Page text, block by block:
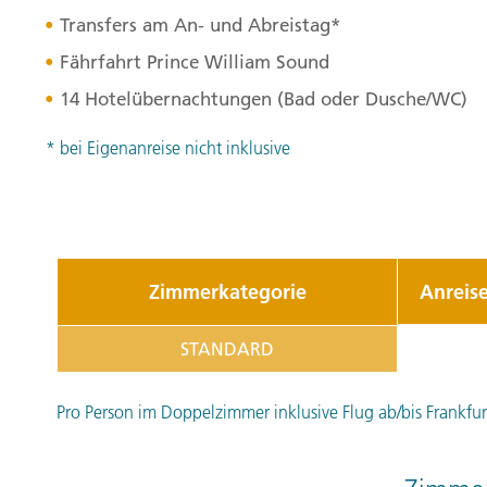
Transfers am An- und Abreistag*
Fährfahrt Prince William Sound
14 Hotelübernachtungen (Bad oder Dusche/WC)
* bei Eigenanreise nicht inklusive
Zimmerkategorie
STANDARD
Pro Person im Doppelzimmer inklusive Flug ab/bis